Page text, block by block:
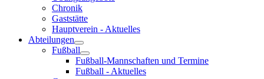
Chronik
Gaststätte
Hauptverein - Aktuelles
Abteilungen
Fußball
Fußball-Mannschaften und Termine
Fußball - Aktuelles